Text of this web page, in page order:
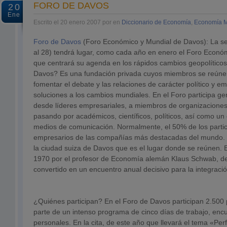
20
Ene
FORO DE DAVOS
Escrito el 20 enero 2007 por en Diccionario de Economía, Economía
Foro de Davos (Foro Económico y Mundial de Davos): La
al 28) tendrá lugar, como cada año en enero el Foro
que centrará su agenda en los rápidos cambios
Davos? Es una fundación privada cuyos miembros se
fomentar el debate y las relaciones de carácter político y
soluciones a los cambios mundiales. En el Foro participa
desde líderes empresariales, a miembros de
pasando por académicos, científicos, políticos, así como
medios de comunicación. Normalmente, el 50% de los
empresarios de las compañías más destacadas del
la ciudad suiza de Davos que es el lugar donde se reúnen.
1970 por el profesor de Economía alemán Klaus Schwab,
convertido en un encuentro anual decisivo para la
¿Quiénes participan? En el Foro de Davos participan
parte de un intenso programa de cinco días de trabajo,
personales. En la cita, de este año que llevará el tema